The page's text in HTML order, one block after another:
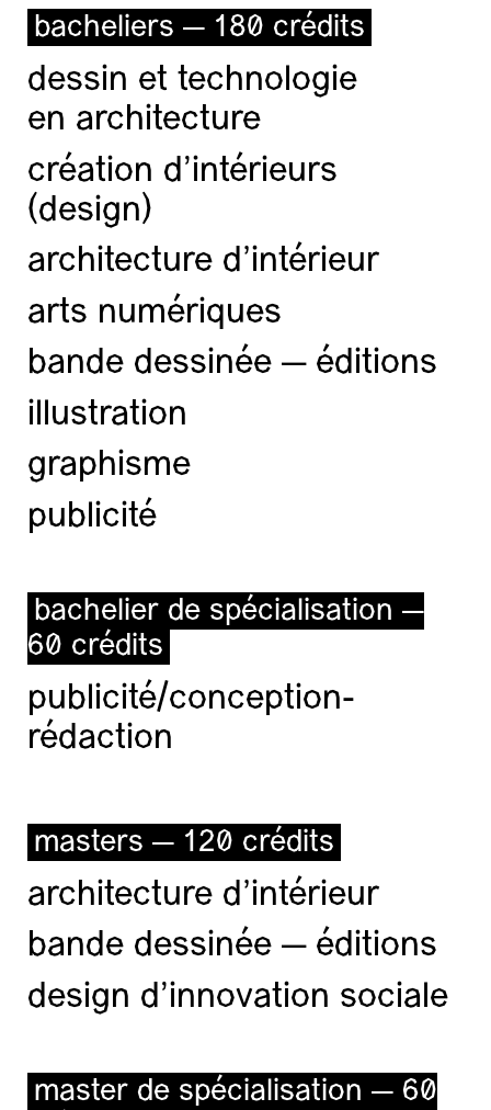
bacheliers — 180 crédits
dessin et technologie
en architecture
création d'intérieurs
(design)
architecture d’intérieur
arts numériques
bande dessinée — éditions
illustration
graphisme
publicité
bachelier de spécialisation —
60 crédits
publicité/conception-
rédaction
masters — 120 crédits
architecture d’intérieur
bande dessinée — éditions
design d'innovation sociale
master de spécialisation — 60